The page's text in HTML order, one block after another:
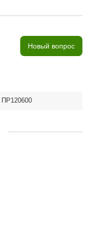
Новый вопрос
ПР120600